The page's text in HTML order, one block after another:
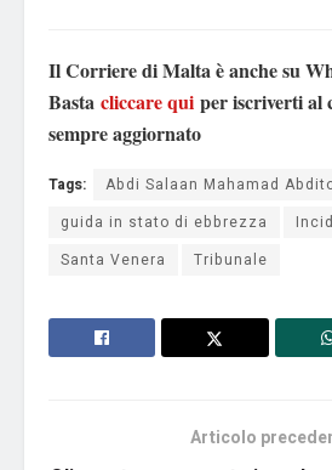
Il Corriere di Malta è anche su
Basta cliccare qui per iscriverti al
sempre aggiornato
Tags:
Abdi Salaan Mahamad
guida in stato di ebbrezza
Santa Venera
Tribunale
Articolo